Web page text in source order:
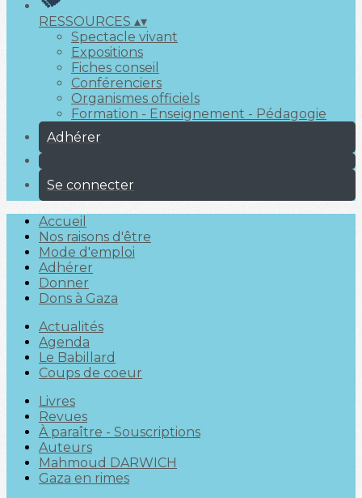
RESSOURCES ▴▾
Spectacle vivant
Expositions
Fiches conseil
Conférenciers
Organismes officiels
Formation - Enseignement - Pédagogie
Adhérer
Se connecter
Accueil
Nos raisons d'être
Mode d'emploi
Adhérer
Donner
Dons à Gaza
Actualités
Agenda
Le Babillard
Coups de coeur
Livres
Revues
À paraître - Souscriptions
Auteurs
Mahmoud DARWICH
Gaza en rimes